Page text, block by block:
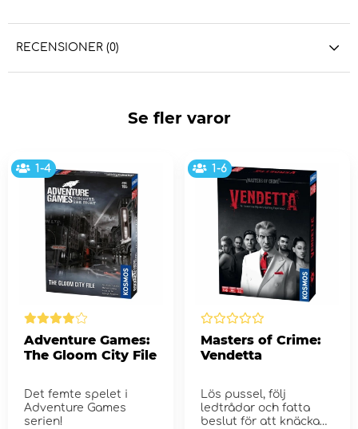
RECENSIONER (0)
Se fler varor
1-4
Adventure Games:
The Gloom City File
Det femte spelet i
Adventure Games
serien!
1-6
Masters of Crime:
Vendetta
Lös pussel, följ
ledtrådar och fatta
beslut för att knäcka